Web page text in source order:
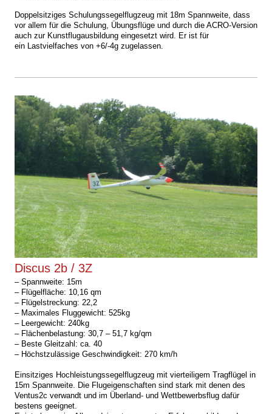
Doppelsitziges Schulungssegelflugzeug mit 18m Spannweite, dass
vor allem für die Schulung, Übungsflüge und durch die ACRO-Version
auch zur Kunstflugausbildung eingesetzt wird. Er ist für
ein Lastvielfaches von +6/-4g zugelassen.
Discus 2b / 3Z
– Spannweite: 15m
– Flügelfläche: 10,16 qm
– Flügelstreckung: 22,2
– Maximales Fluggewicht: 525kg
– Leergewicht: 240kg
– Flächenbelastung: 30,7 – 51,7 kg/qm
– Beste Gleitzahl: ca. 40
– Höchstzulässige Geschwindigkeit: 270 km/h
Einsitziges Hochleistungssegelflugzeug mit vierteiligem Tragflügel in
15m Spannweite. Die Flugeigenschaften sind stark mit denen des
Ventus2c verwandt und im Überland- und Wettbewerbsflug dafür
bestens geeignet.